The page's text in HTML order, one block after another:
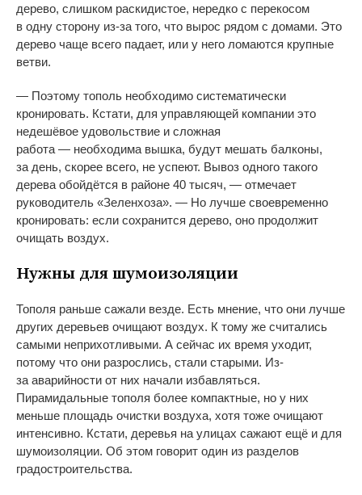
дерево, слишком раскидистое, нередко с перекосом
в одну сторону из-затого, что вырос рядом с домами. Это
дерево чаще всего падает, или у него ломаются крупные
ветви.
— Поэтому тополь необходимо систематически
кронировать. Кстати, для управляющей компании это
недешёвое удовольствие и сложная
работа —необходима вышка, будут мешать балконы,
за день, скорее всего, не успеют. Вывоз одного такого
дерева обойдётся в районе 40 тысяч, —отмечает
руководитель «Зеленхоза». — Но лучше своевременно
кронировать: если сохранится дерево, оно продолжит
очищать воздух.
Нужны для шумоизоляции
Тополя раньше сажали везде. Есть мнение, что они лучше
других деревьев очищают воздух. К тому же считались
самыми неприхотливыми. А сейчас их время уходит,
потому что они разрослись, стали старыми. Из-
зааварийности от них начали избавляться.
Пирамидальные тополя более компактные, но у них
меньше площадь очистки воздуха, хотя тоже очищают
интенсивно. Кстати, деревья на улицах сажают ещё и для
шумоизоляции. Об этом говорит один из разделов
градостроительства.